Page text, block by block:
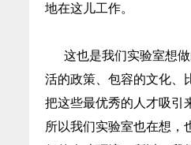
地在这儿工作。
这也是我们实验室想做
活的政策、包容的文化、
把这些最优秀的人才吸引
所以我们实验室也在想，